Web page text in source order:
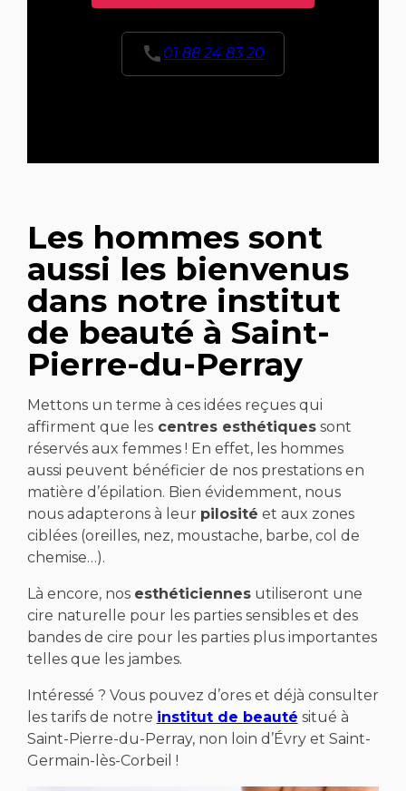
call 01 88 24 83 20
Les hommes sont
aussi les bienvenus
dans notre institut
de beauté à Saint-
Pierre-du-Perray
Mettons un terme à ces idées reçues qui
affirment que lescentres esthétiquessont
réservés aux femmes ! En effet, les hommes
aussi peuvent bénéficier de nos prestations en
matière d’épilation. Bien évidemment, nous
nous adapterons à leur pilosité et aux zones
ciblées (oreilles, nez, moustache, barbe, col de
chemise…).
Là encore, nos esthéticiennesutiliseront une
cire naturelle pour les parties sensibles et des
bandes de cire pour les parties plus importantes
telles que les jambes.
Intéressé ? Vous pouvez d’ores et déjà consulter
les tarifs de notre institut de beauté situé à
Saint-Pierre-du-Perray, non loin d’Évry et Saint-
Germain-lès-Corbeil !